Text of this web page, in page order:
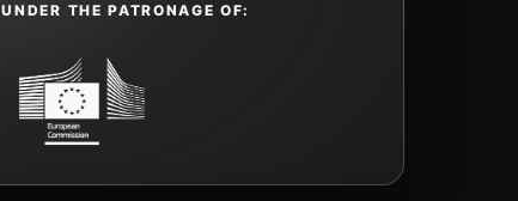
UNDER THE PATRONAGE OF: